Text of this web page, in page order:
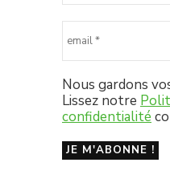
Nous gardons
Lissez notre
confidentialité